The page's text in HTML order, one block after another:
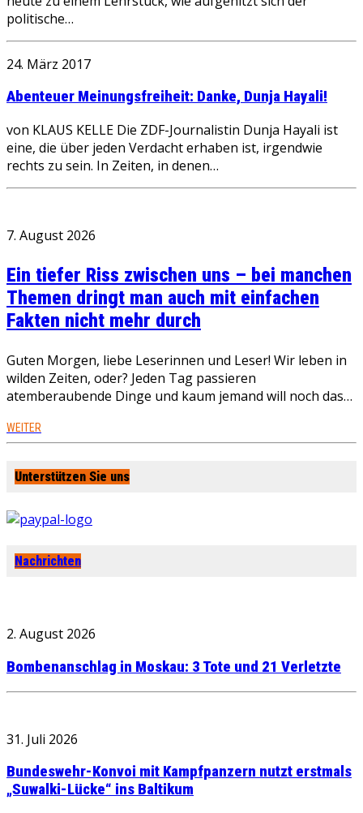
politische…
24. März 2017
Abenteuer Meinungsfreiheit: Danke, Dunja Hayali!
von KLAUS KELLE Die ZDF-Journalistin Dunja Hayali ist
eine, die über jeden Verdacht erhaben ist, irgendwie
rechts zu sein. In Zeiten, in denen…
7. August 2026
Ein tiefer Riss zwischen uns – bei manchen
Themen dringt man auch mit einfachen
Fakten nicht mehr durch
Guten Morgen, liebe Leserinnen und Leser! Wir leben in
wilden Zeiten, oder? Jeden Tag passieren
atemberaubende Dinge und kaum jemand will noch das…
WEITER
Unterstützen Sie uns
Nachrichten
2. August 2026
Bombenanschlag in Moskau: 3 Tote und 21 Verletzte
31. Juli 2026
Bundeswehr-Konvoi mit Kampfpanzern nutzt erstmals
„Suwalki-Lücke“ ins Baltikum